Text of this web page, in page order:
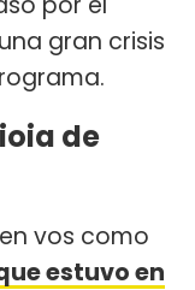
gran crisis
de
vos como
estuvo en